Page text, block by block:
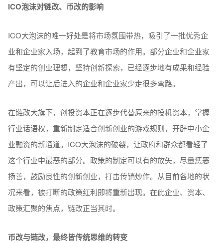
ICO泡沫对链改、币改的影响
ICO大泡沫的唯一好处是将市场氛围带热，吸引了一批优秀企
业和企业家入场，起到了教育市场的作用。部分企业和企业家
有坚定的创业理想，坚持创新探索，已经逐步地有成果和经验
产出，可以让后进入的企业和企业家少走很多弯路。
在链改大旗下，创投资本正在逐步代替原来的投机资本，掌握
行业话语权，重新制定适合创新创业的游戏规则，开辟中小企
业融资的新通道。ICO大泡沫的破裂，让政府和群众都看轻了
这个行业中最恶的部分。政策的制定可以有的放矢，尽量惩恶
扬善，鼓励良性的创新创业，打击传销炒作。从目前各地的状
况来看，被打断的政策红利即将重新出现。在此企业、资本、
政策汇聚的焦点，链改正当其时。
币改与链改，最终皆传统思维的转变